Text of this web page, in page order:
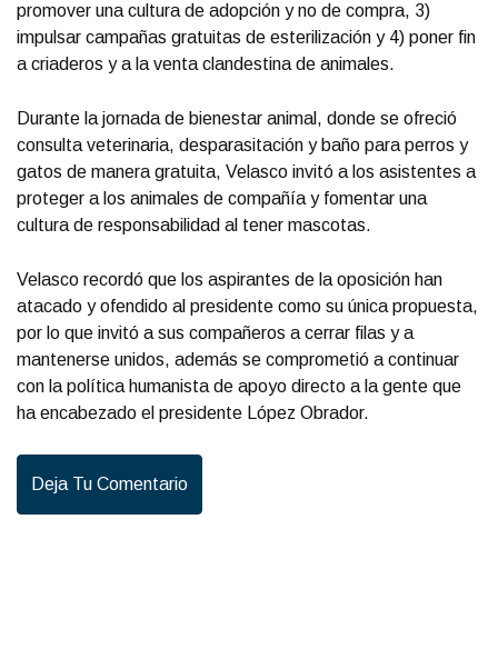
promover una cultura de adopción y no de compra, 3)
impulsar campañas gratuitas de esterilización y 4) poner fin
a criaderos y a la venta clandestina de animales.
Durante la jornada de bienestar animal, donde se ofreció
consulta veterinaria, desparasitación y baño para perros y
gatos de manera gratuita, Velasco invitó a los asistentes a
proteger a los animales de compañía y fomentar una
cultura de responsabilidad al tener mascotas.
Velasco recordó que los aspirantes de la oposición han
atacado y ofendido al presidente como su única propuesta,
por lo que invitó a sus compañeros a cerrar filas y a
mantenerse unidos, además se comprometió a continuar
con la política humanista de apoyo directo a la gente que
ha encabezado el presidente López Obrador.
Deja Tu Comentario